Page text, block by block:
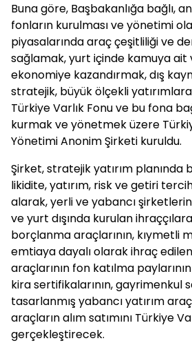
Buna göre, Başbakanlığa bağlı,
fonların kurulması ve yönetimi
piyasalarında araç çeşitliliği ve
sağlamak, yurt içinde kamuya ait
ekonomiye kazandırmak, dış
stratejik, büyük ölçekli
Türkiye Varlık Fonu ve bu fona
kurmak ve yönetmek üzere
Yönetimi Anonim Şirketi kuruldu.
Şirket, stratejik yatırım
likidite, yatırım, risk ve getiri
alarak, yerli ve yabancı
ve yurt dışında kurulan
borçlanma araçlarının, kıymetli
emtiaya dayalı olarak ihraç
araçlarının fon katılma
kira sertifikalarının, gayrimenkul
tasarlanmış yabancı yatırım
araçların alım satımını Türkiye
gerçekleştirecek.